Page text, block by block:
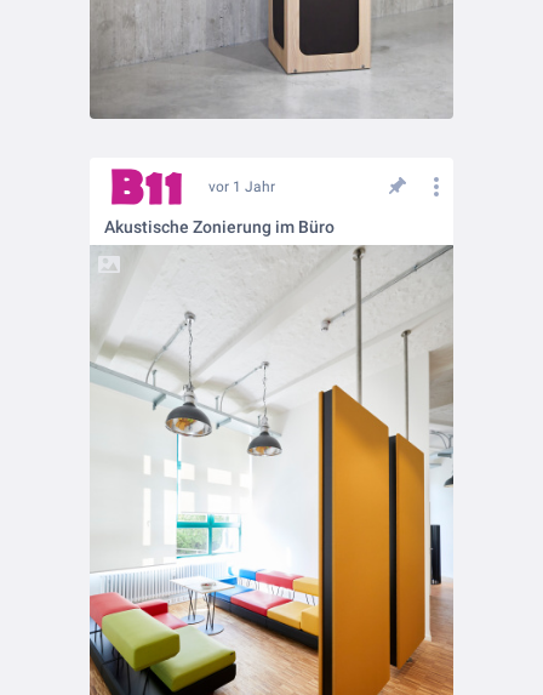
vor 1 Jahr
Akustische Zonierung im Büro